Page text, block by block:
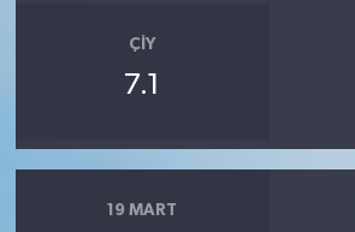
ÇIY
7.1
19 MART